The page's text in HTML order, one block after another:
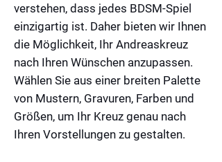
verstehen, dass jedes BDSM-Spiel
einzigartig ist. Daher bieten wir Ihnen
die Möglichkeit, Ihr Andreaskreuz
nach Ihren Wünschen anzupassen.
Wählen Sie aus einer breiten Palette
von Mustern, Gravuren, Farben und
Größen, um Ihr Kreuz genau nach
Ihren Vorstellungen zu gestalten.